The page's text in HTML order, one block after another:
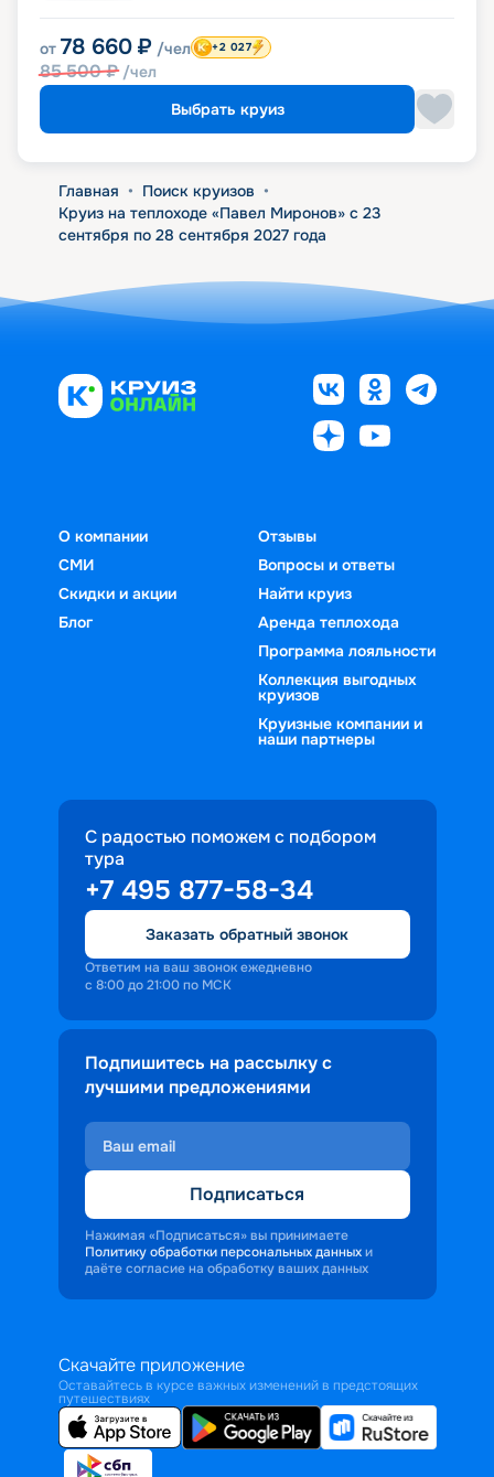
от 78 660 ₽ /чел
85 500₽ /чел
+2 027
Выбрать круиз
Главная • Поиск круизов •
Круиз на теплоходе «Павел Миронов» с 23
сентября по 28 сентября 2027 года
О компании
СМИ
Скидки и акции
Блог
Отзывы
Вопросы и ответы
Найти круиз
Аренда теплохода
Программа лояльности
Коллекция выгодных
круизов
Круизные компании и
наши партнеры
С радостью поможем с подбором
тура
+7 495 877-58-34
Заказать обратный звонок
Ответим на ваш звонок ежедневно
с 8:00 до 21:00 по МСК
Подпишитесь на рассылку с
лучшими предложениями
Подписаться
Нажимая «Подписаться» вы принимаете
Политику обработки персональных данных и
даёте согласие на обработку ваших данных
Скачайте приложение
Оставайтесь в курсе важных изменений в предстоящих
путешествиях